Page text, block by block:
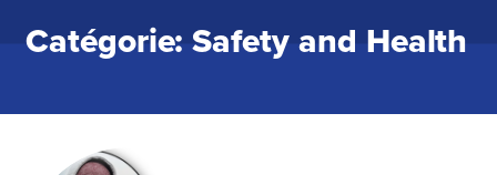
Catégorie: Safety and Health